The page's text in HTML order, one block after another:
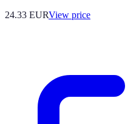
24.33 EURView price